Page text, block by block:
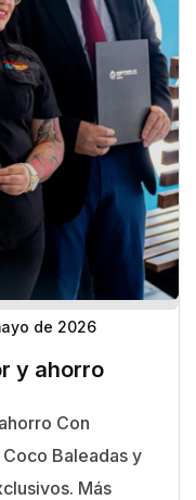
de 2026
y ahorro
Con
Baleadas y
Más